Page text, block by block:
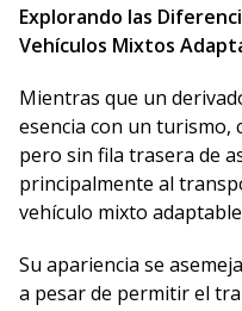
Explorando las
Vehículos Mixtos
Mientras que un
esencia con un turismo,
pero sin fila trasera de
principalmente al
vehículo mixto
Su apariencia se
a pesar de permitir el